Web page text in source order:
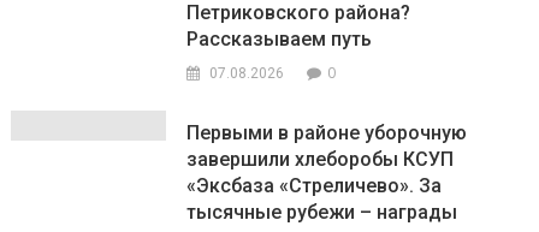
Петриковского района?
Рассказываем путь
07.08.2026 0
Первыми в районе уборочную
завершили хлеборобы КСУП
«Эксбаза «Стреличево». За
тысячные рубежи – награды